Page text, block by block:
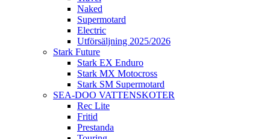
Naked
Supermotard
Electric
Utförsäljning 2025/2026
Stark Future
Stark EX Enduro
Stark MX Motocross
Stark SM Supermotard
SEA-DOO VATTENSKOTER
Rec Lite
Fritid
Prestanda